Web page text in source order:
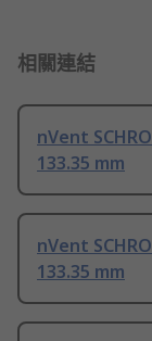
相關連結
nVent
133.35 mm
nVent
133.35 mm